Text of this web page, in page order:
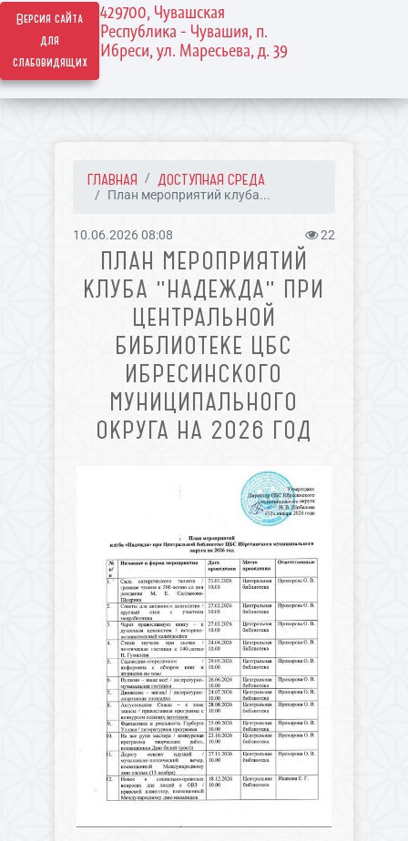
Версия сайта
для
слабовидящих
429700, Чувашская
Республика - Чувашия, п.
Ибреси, ул. Маресьева, д. 39
ГЛАВНАЯ ДОСТУПНАЯ СРЕДА
План мероприятий клуба...
10.06.2026 08:08 22
ПЛАН МЕРОПРИЯТИЙ
КЛУБА "НАДЕЖДА" ПРИ
ЦЕНТРАЛЬНОЙ
БИБЛИОТЕКЕ ЦБС
ИБРЕСИНСКОГО
МУНИЦИПАЛЬНОГО
ОКРУГА НА 2026 ГОД